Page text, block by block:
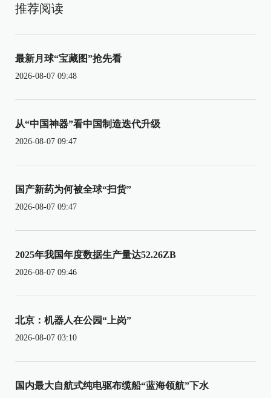
推荐阅读
最新月球“宝藏图”抢先看
2026-08-07 09:48
从“中国神器”看中国制造迭代升级
2026-08-07 09:47
国产新药为何被全球“扫货”
2026-08-07 09:47
2025年我国年度数据生产量达52.26ZB
2026-08-07 09:46
北京：机器人在公园“上岗”
2026-08-07 03:10
国内最大自航式纯电驱布缆船“蓝海领航”下水